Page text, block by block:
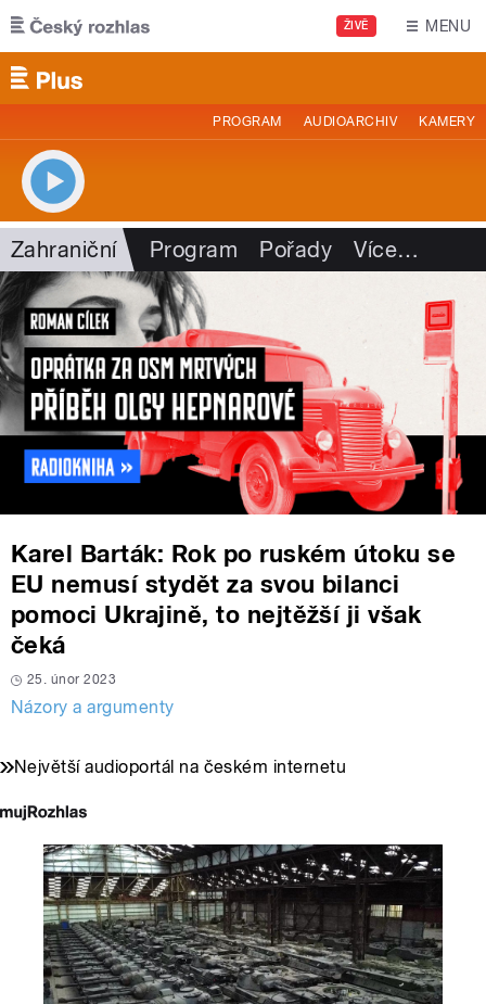
Přejít k hlavnímu obsahu
ŽIVĚ MENU
PROGRAM AUDIOARCHIV KAMERY
Zahraniční Program Pořady Více…
Karel Barták: Rok po ruském útoku se
EU nemusí stydět za svou bilanci
pomoci Ukrajině, to nejtěžší ji však
čeká
25. únor 2023
Názory a argumenty
Největší audioportál na českém internetu